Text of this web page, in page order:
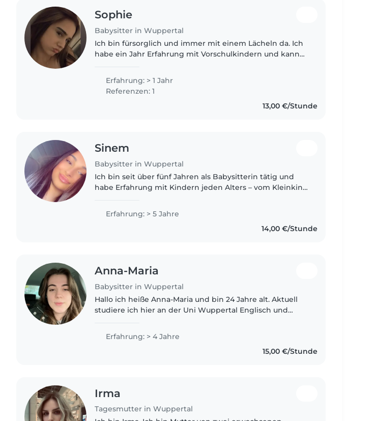
Sophie
Babysitter in Wuppertal
Ich bin fürsorglich und immer mit einem Lächeln da. Ich
habe ein Jahr Erfahrung mit Vorschulkindern und kann
Ich spreche Deutsch,..
Erfahrung: > 1 Jahr
Referenzen: 1
13,00 €/Stunde
Sinem
Babysitter in Wuppertal
Ich bin seit über fünf Jahren als Babysitterin tätig und
habe Erfahrung mit Kindern jeden Alters – vom Kleinkind
Medizinischen Fachangestellten..
Erfahrung: > 5 Jahre
14,00 €/Stunde
Anna-Maria
Babysitter in Wuppertal
Hallo ich heiße Anna-Maria und bin 24 Jahre alt. Aktuell
studiere ich hier an der Uni Wuppertal Englisch und
Erfahrung: > 4 Jahre
15,00 €/Stunde
Irma
Tagesmutter in Wuppertal